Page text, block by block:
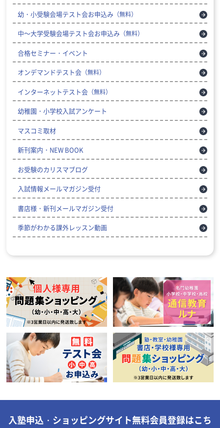
幼・小受験会場テスト会お申込み （無料）
中～大学受験会場テスト会お申込み （無料）
合格セミナー・イベント
オンデマンドテスト会 （無料）
インターネットテスト会 （無料）
幼稚園・小学校入試アンケート
マスコミ取材
新刊案内・NEW BOOK
お受験のカリスマブログ
入試情報メールマガジン受付
書店様・新刊メールマガジン受付
季節がわかる課外レッスン動画
入塾申込・ショッピングサイト無料会員登録はこち